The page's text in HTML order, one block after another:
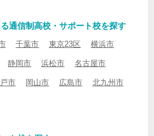
通信制高校・サポート校を探す
千葉市 東京23区 横浜市
静岡市 浜松市 名古屋市
市 岡山市 広島市 北九州市